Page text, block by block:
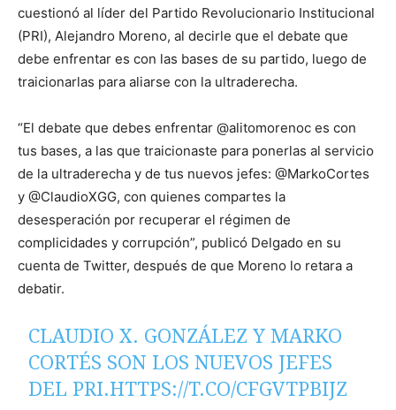
cuestionó al líder del Partido Revolucionario Institucional
(PRI), Alejandro Moreno, al decirle que el debate que
debe enfrentar es con las bases de su partido, luego de
traicionarlas para aliarse con la ultraderecha.
“El debate que debes enfrentar @alitomorenoc es con
tus bases, a las que traicionaste para ponerlas al servicio
de la ultraderecha y de tus nuevos jefes: @MarkoCortes
y @ClaudioXGG, con quienes compartes la
desesperación por recuperar el régimen de
complicidades y corrupción”, publicó Delgado en su
cuenta de Twitter, después de que Moreno lo retara a
debatir.
CLAUDIO X. GONZÁLEZ Y MARKO
CORTÉS SON LOS NUEVOS JEFES
DEL PRI.HTTPS://T.CO/CFGVTPBIJZ